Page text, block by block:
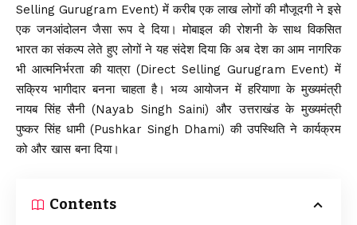
Selling Gurugram Event) में करीब एक लाख लोगों की मौजूदगी ने इसे
एक जनआंदोलन जैसा रूप दे दिया। मोबाइल की रोशनी के साथ विकसित
भारत का संकल्प लेते हुए लोगों ने यह संदेश दिया कि अब देश का आम नागरिक
भी आत्मनिर्भरता की यात्रा (Direct Selling Gurugram Event) में
सक्रिय भागीदार बनना चाहता है। भव्य आयोजन में हरियाणा के मुख्यमंत्री
नायब सिंह सैनी (Nayab Singh Saini) और उत्तराखंड के मुख्यमंत्री
पुष्कर सिंह धामी (Pushkar Singh Dhami) की उपस्थिति ने कार्यक्रम
को और खास बना दिया।
Contents